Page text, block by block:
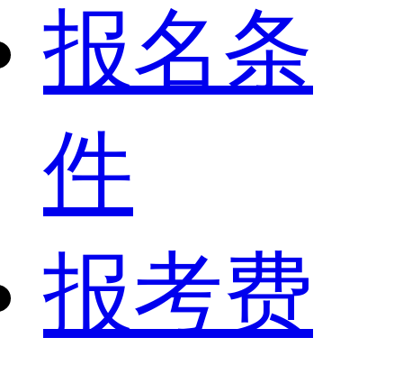
报名条
件
报考费